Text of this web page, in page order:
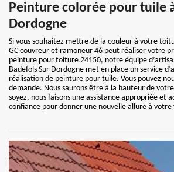
Peinture colorée pour tuile
Dordogne
Si vous souhaitez mettre de la couleur à votre
GC couvreur et ramoneur 46 peut réaliser votre
peinture pour toiture 24150, notre équipe
Badefols Sur Dordogne met en place un service
réalisation de peinture pour tuile. Vous pouvez
demande. Nous saurons être à la hauteur de
soyez, nous faisons une assistance appropriée et
confiance pour donner une nouvelle allure à